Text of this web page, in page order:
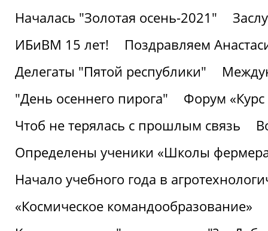
Началась "Золотая осень-2021"
ИБиВМ 15 лет!
Поздравляем
Делегаты "Пятой республики"
"День осеннего пирога"
Форум «Курс
Чтоб не терялась с прошлым связь
Определены ученики «Школы
Начало учебного года в
«Космическое командообразование»